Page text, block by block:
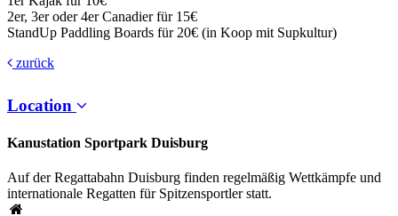
2er, 3er oder 4er Canadier für 15€
StandUp Paddling Boards für 20€ (in Koop mit Supkultur)
zurück
Location
Kanustation Sportpark Duisburg
Auf der Regattabahn Duisburg finden regelmäßig Wettkämpfe und
internationale Regatten für Spitzensportler statt.